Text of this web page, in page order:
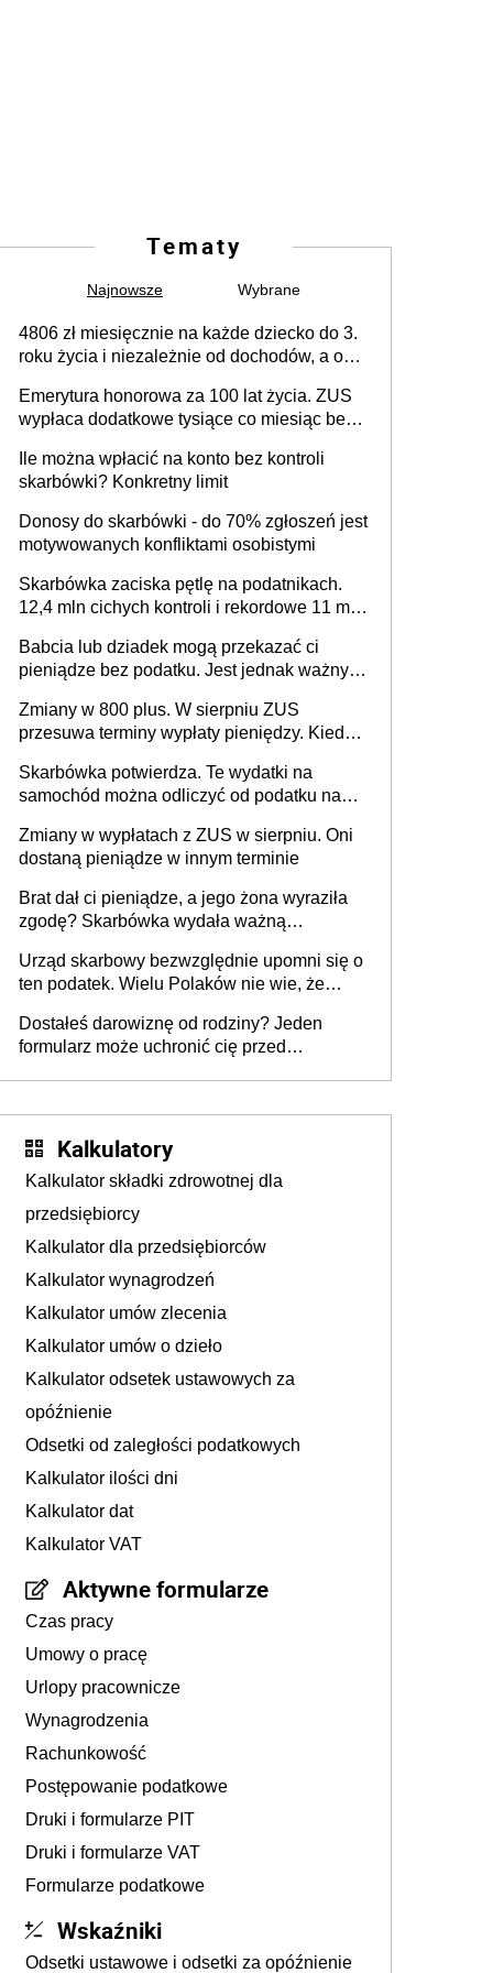
Tematy
Najnowsze Wybrane
4806 zł miesięcznie na każde dziecko do 3.
roku życia i niezależnie od dochodów, a od
ma odwrócić trend spadku liczby urodzeń w
Polsce
Emerytura honorowa za 100 lat życia. ZUS
wypłaca dodatkowe tysiące co miesiąc bez
Ile można wpłacić na konto bez kontroli
skarbówki? Konkretny limit
Donosy do skarbówki - do 70% zgłoszeń jest
motywowanych konfliktami osobistymi
Skarbówka zaciska pętlę na podatnikach.
12,4 mln cichych kontroli i rekordowe 11 mld
Babcia lub dziadek mogą przekazać ci
pieniądze bez podatku. Jest jednak ważny
Zmiany w 800 plus. W sierpniu ZUS
przesuwa terminy wypłaty pieniędzy. Kiedy
Skarbówka potwierdza. Te wydatki na
samochód można odliczyć od podatku nawet
Zmiany w wypłatach z ZUS w sierpniu. Oni
dostaną pieniądze w innym terminie
Brat dał ci pieniądze, a jego żona wyraziła
zgodę? Skarbówka wydała ważną
Urząd skarbowy bezwzględnie upomni się o
ten podatek. Wielu Polaków nie wie, że
oznacza kary
Dostałeś darowiznę od rodziny? Jeden
formularz może uchronić cię przed
Kalkulatory
Kalkulator składki zdrowotnej dla
przedsiębiorcy
Kalkulator dla przedsiębiorców
Kalkulator wynagrodzeń
Kalkulator umów zlecenia
Kalkulator umów o dzieło
Kalkulator odsetek ustawowych za
opóźnienie
Odsetki od zaległości podatkowych
Kalkulator ilości dni
Kalkulator dat
Kalkulator VAT
Aktywne formularze
Czas pracy
Umowy o pracę
Urlopy pracownicze
Wynagrodzenia
Rachunkowość
Postępowanie podatkowe
Druki i formularze PIT
Druki i formularze VAT
Formularze podatkowe
Wskaźniki
Odsetki ustawowe i odsetki za opóźnienie